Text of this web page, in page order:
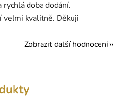
rychlá doba dodání.
velmi kvalitně. Děkuji
Zobrazit další hodnocení